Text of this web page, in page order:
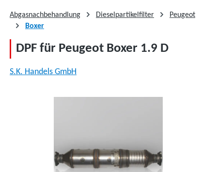
Abgasnachbehandlung Dieselpartikelfilter
Peugeot
Boxer
DPF für Peugeot Boxer 1.9 D
S.K. Handels GmbH